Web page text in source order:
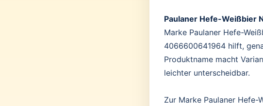
Paulaner Hefe-Weißbier
Marke Paulaner Hefe-
4066600641964 hilft,
Produktname macht
leichter unterscheidbar.
Zur Marke Paulaner